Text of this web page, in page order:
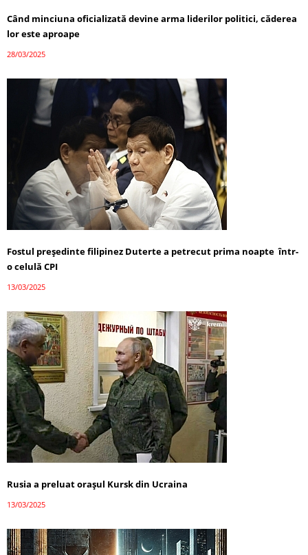
Când minciuna oficializată devine arma liderilor politici, căderea
lor este aproape
28/03/2025
Fostul președinte filipinez Duterte a petrecut prima noapte într-
o celulă CPI
13/03/2025
Rusia a preluat orașul Kursk din Ucraina
13/03/2025